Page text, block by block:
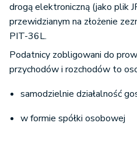
drogą elektroniczną (jako plik
przewidzianym na złożenie
PIT-36L.
Podatnicy zobligowani do
przychodów i rozchodów to
samodzielnie działalność
w formie spółki osobowej